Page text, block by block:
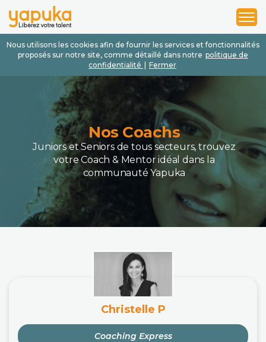
Nous utilisons les cookies afin de fournir les services et fonctionnalités
proposés sur notre site, comme détaillé dans notre politique de
confidentialité
Fermer
1
2
3
Nos Coachs
Juniors et Seniors de tous secteurs, trouvez
votre Coach & Mentor idéal dans la
communauté Yapuka
Christelle P
Coaching Express